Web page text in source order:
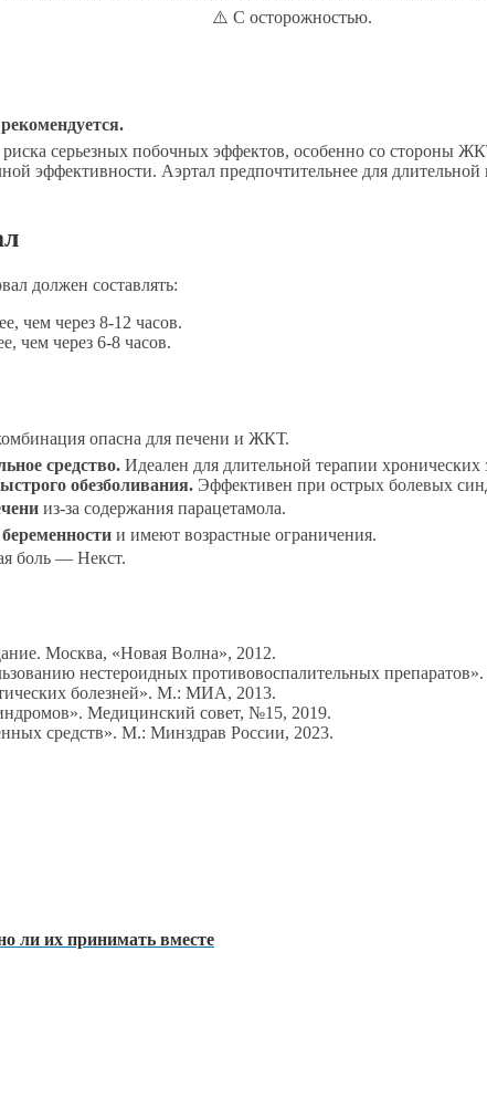
⚠️ С осторожностью.
риска серьезных побочных эффектов, особенно со стороны
эффективности. Аэртал предпочтительнее для
должен составлять:
чем через 8-12 часов.
чем через 6-8 часов.
опасна для печени и ЖКТ.
средство. Идеален для длительной терапии хронических
обезболивания. Эффективен при острых болевых
из-за содержания парацетамола.
и имеют возрастные ограничения.
боль — Некст.
Москва, «Новая Волна», 2012.
нестероидных противовоспалительных
болезней». М.: МИА, 2013.
Медицинский совет, №15, 2019.
средств». М.: Минздрав России, 2023.
ли их принимать вместе